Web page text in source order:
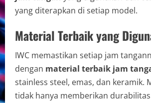
yang diterapkan di setiap model.
Material Terbaik yang
IWC memastikan setiap jam
dengan material terbaik jam
stainless steel, emas, dan keramik.
tidak hanya memberikan